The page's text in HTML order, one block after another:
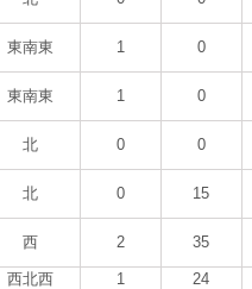
東南東 1 0
東南東 1 0
北 0 0
北 0 15
西 2 35
西北西 1
24